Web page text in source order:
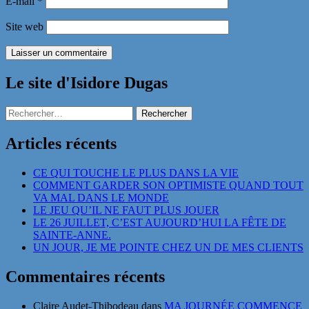
Site web
Le site d'Isidore Dugas
Rechercher :
Articles récents
CE QUI TOUCHE LE PLUS DANS LA VIE
COMMENT GARDER SON OPTIMISTE QUAND TOUT
VA MAL DANS LE MONDE
LE JEU QU’IL NE FAUT PLUS JOUER
LE 26 JUILLET, C’EST AUJOURD’HUI LA FÊTE DE
SAINTE-ANNE.
UN JOUR, JE ME POINTE CHEZ UN DE MES CLIENTS
Commentaires récents
Claire Audet-Thibodeau dans MA JOURNÉE COMMENCE